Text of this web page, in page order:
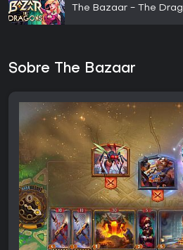
The Bazaar - The
Sobre The Bazaar